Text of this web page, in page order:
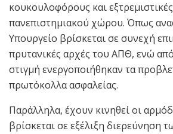
κουκουλοφόρους και
πανεπιστημιακού χώρου. Όπως
Υπουργείο βρίσκεται σε συνεχή
πρυτανικές αρχές του ΑΠΘ, ενώ
στιγμή ενεργοποιήθηκαν τα
πρωτόκολλα ασφαλείας.
Παράλληλα, έχουν κινηθεί οι
βρίσκεται σε εξέλιξη διερεύνηση